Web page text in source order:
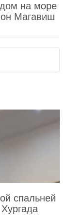
на море
Магавиш
спальней